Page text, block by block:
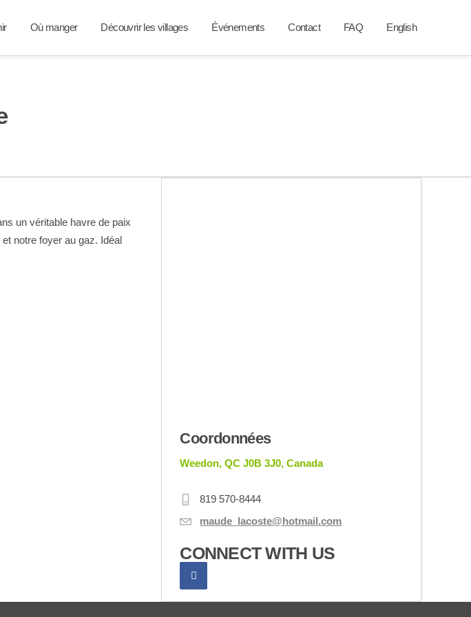
Où manger Découvrir les villages Événements Contact FAQ English
un véritable havre de paix
notre foyer au gaz. Idéal
Coordonnées
Weedon, QC J0B 3J0, Canada
819 570-8444
maude_lacoste@hotmail.com
CONNECT WITH US